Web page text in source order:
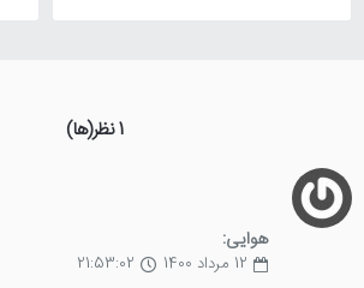
1 نظر(ها)
هوایی:
12 مرداد 1400 21:53:02